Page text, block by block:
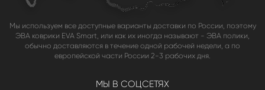
Мы используем все доступные варианты доставки по России, поэтому
ЭВА коврики EVA Smart, или как их иногда называют - ЭВА полики,
обычно доставляются в течение одной рабочей недели, а по
европейской части России 2-3 рабочих дня.
МЫ В СОЦСЕТЯХ